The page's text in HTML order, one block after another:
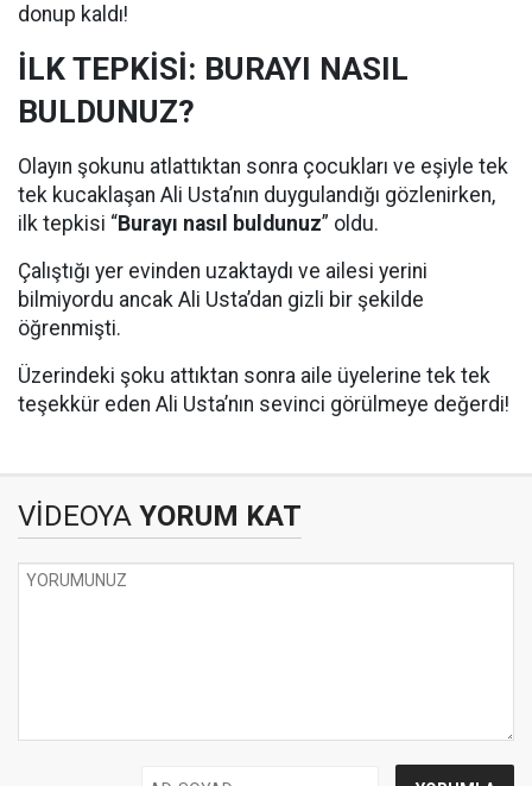
donup kaldı!
İLK TEPKİSİ: BURAYI NASIL
BULDUNUZ?
Olayın şokunu atlattıktan sonra çocukları ve eşiyle tek
tek kucaklaşan Ali Usta’nın duygulandığı gözlenirken,
ilk tepkisi “Burayı nasıl buldunuz” oldu.
Çalıştığı yer evinden uzaktaydı ve ailesi yerini
bilmiyordu ancak Ali Usta’dan gizli bir şekilde
öğrenmişti.
Üzerindeki şoku attıktan sonra aile üyelerine tek tek
teşekkür eden Ali Usta’nın sevinci görülmeye değerdi!
VİDEOYA YORUM KAT